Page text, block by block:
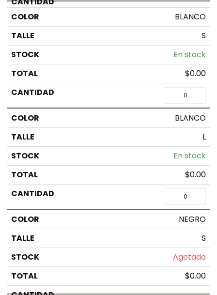
BLANCO
S
En stock
$0.00
BLANCO
L
En stock
$0.00
NEGRO
S
Agotado
$0.00